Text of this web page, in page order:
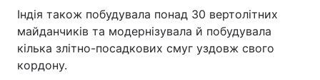
Індія також побудувала понад 30 вертолітних
майданчиків та модернізувала й побудувала
кілька злітно-посадкових смуг уздовж свого
кордону.